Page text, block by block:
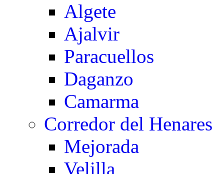
Algete
Ajalvir
Paracuellos
Daganzo
Camarma
Corredor del Henares
Mejorada
Velilla